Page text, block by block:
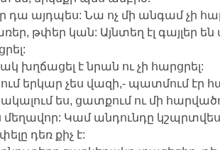
դա այդպես: Նա ոչ մի անգամ չի
թփեր կան: Այնտեղ էլ գայլեր են
խղճացել է նրան ու չի հարցրել:
երկար չես վազի,- պատմում էր
ես, ցատքում ու մի
մեղավոր: Կամ անդունդը
դեռ քիչ է: